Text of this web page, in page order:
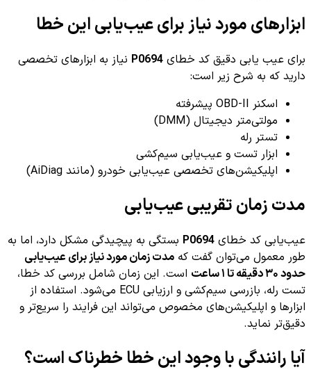
ابزارهای مورد نیاز برای عیب‌یابی این خطا
برای عیب یابی دقیق کد خطای P0694 نیاز به ابزارهای تخصصی
دارید که به شرح زیر است:
اسکنر OBD-II پیشرفته
مولتی‌متر دیجیتال (DMM)
تستر رله
ابزار تست و عیب‌یابی سیم‌کشی
اپلیکیشن‌های تخصصی عیب‌یابی خودرو (مانند AiDiag)
مدت زمان تقریبی عیب‌یابی
عیب‌یابی کد خطای P0694 بستگی به پیچیدگی مشکل دارد، اما به
طور معمول می‌توان گفت که مدت زمان مورد نیاز برای عیب‌یابی
حدود ۳۰ دقیقه تا ۱ ساعت
است. این زمان شامل بررسی کد خطا،
تست رله، بازرسی سیم‌کشی و ارزیابی ECU می‌شود. استفاده از
ابزارها و اپلیکیشن‌های مخصوص می‌تواند این فرایند را سریع‌تر و
دقیق‌تر نماید.
آیا رانندگی با وجود این خطا خطرناک است؟